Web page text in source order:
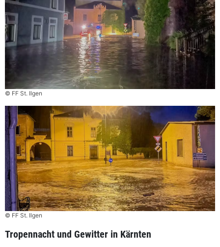
© FF St. Ilgen
© FF St. Ilgen
Tropennacht und Gewitter in Kärnten